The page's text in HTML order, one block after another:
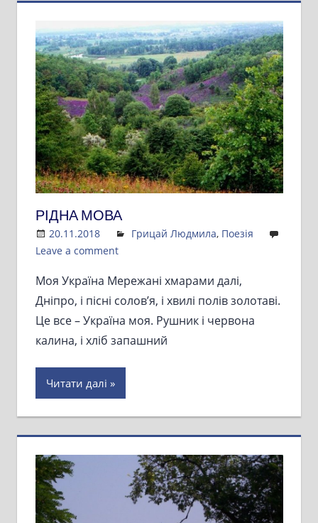
РІДНА МОВА
20.11.2018 Admin
Грицай Людмила, Поезія
Leave a comment
Моя Україна Мережані хмарами далі,
Дніпро, і пісні солов’я, і хвилі полів золотаві.
Це все – Україна моя. Рушник і червона
калина, і хліб запашний
Читати далі